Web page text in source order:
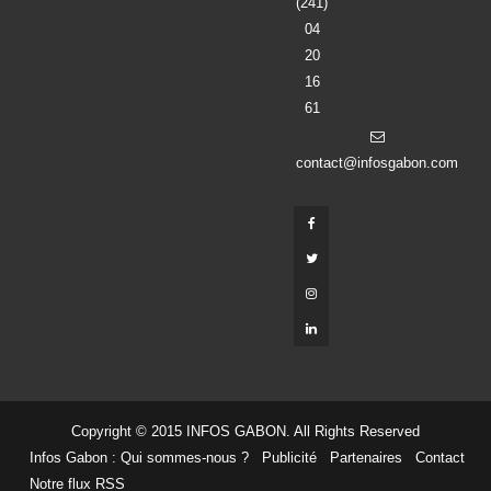
04
20
16
61
contact@infosgabon.com
Copyright © 2015 INFOS GABON. All Rights Reserved
Infos Gabon : Qui sommes-nous ?
Publicité Partenaires
Contact
Notre flux RSS